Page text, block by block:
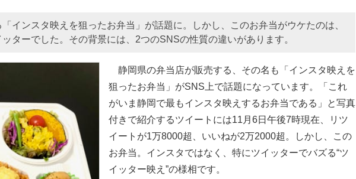
インスタ映えを狙ったお弁当」が話題に。しかし、このお弁当がウケたのは、
ターでした。その背景には、2つのSNSの性質の違いがあります。
静岡県の弁当店が販売する、その名も「インスタ映えを
狙ったお弁当」がSNS上で話題になっています。「これ
がいま静岡で最もインスタ映えするお弁当である」と写真
付きで紹介するツイートには11月6日午後7時現在、リツ
イートが1万8000超、いいねが2万2000超。しかし、この
お弁当。インスタではなく、特にツイッターでバズる“ツ
イッター映え”の様相です。